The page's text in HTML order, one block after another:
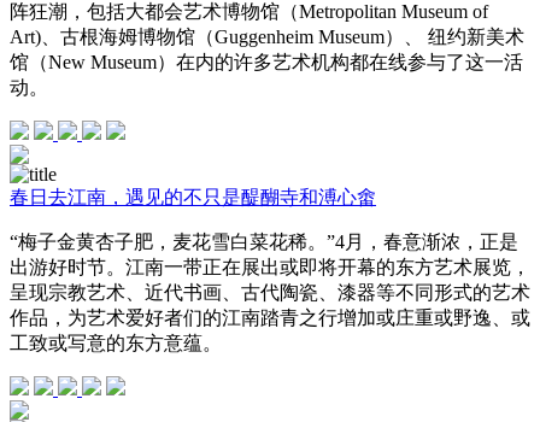
阵狂潮，包括大都会艺术博物馆（Metropolitan Museum of
Art)、古根海姆博物馆（Guggenheim Museum）、 纽约新美术
馆（New Museum）在内的许多艺术机构都在线参与了这一活
动。
春日去江南，遇见的不只是醍醐寺和溥心畬
“梅子金黄杏子肥，麦花雪白菜花稀。”4月，春意渐浓，正是
出游好时节。江南一带正在展出或即将开幕的东方艺术展览，
呈现宗教艺术、近代书画、古代陶瓷、漆器等不同形式的艺术
作品，为艺术爱好者们的江南踏青之行增加或庄重或野逸、或
工致或写意的东方意蕴。